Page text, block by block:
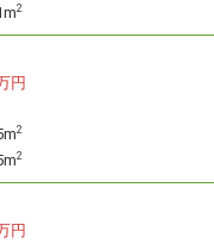
2
円
2
2
円